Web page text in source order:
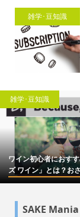
雑学･豆知識
雑学･豆知識
ワイン初心者におす
ズ ワイン」とは？お
SAKE Mania